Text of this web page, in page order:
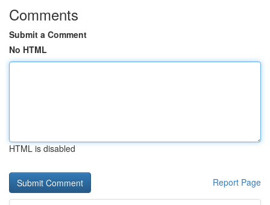
Comments
Submit a Comment
No HTML
HTML is disabled
Report Page